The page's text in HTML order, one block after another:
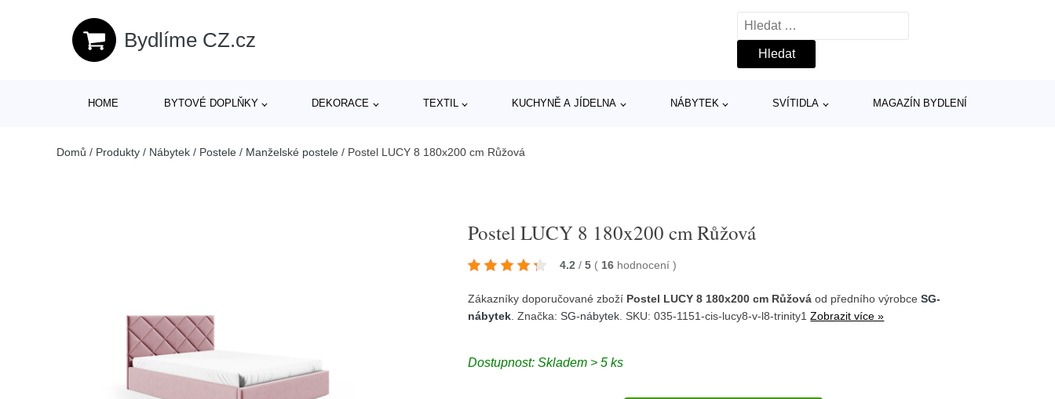
Bydlíme CZ.cz
Vyhledávání
HOME BYTOVÉ DOPLŇKY DEKORACE TEXTIL KUCHYNĚ A JÍDELNA NÁBYTEK SVÍTIDLA MAGAZÍN BYDLENÍ
Domů / Produkty / Nábytek / Postele / Manželské postele / Postel LUCY 8 180x200 cm Růžová
Postel LUCY 8 180x200 cm Růžová
4.2 / 5 ( 16 hodnocení)
Zákazníky doporučované zboží Postel LUCY 8 180x200 cm Růžová od předního výrobceSG-
nábytek . Značka:SG-nábytek . SKU: 035-1151-cis-lucy8-v-l8-trinity1Zobrazit více »
Dostupnost:Skladem > 5 ks